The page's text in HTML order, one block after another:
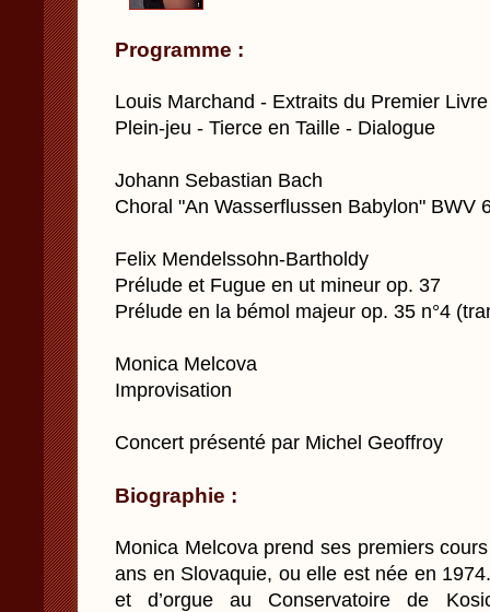
Programme :
Louis Marchand - Extraits du Premier
Plein-jeu - Tierce en Taille - Dialogue
Johann Sebastian Bach
Choral "An Wasserflussen Babylon" BWV
Felix Mendelssohn-Bartholdy
Prélude et Fugue en ut mineur op. 37
Prélude en la bémol majeur op. 35 n°4
Monica Melcova
Improvisation
Concert présenté par Michel Geoffroy
Biographie :
Monica Melcova prend ses premiers
ans en Slovaquie, ou elle est née en
et d’orgue au Conservatoire de